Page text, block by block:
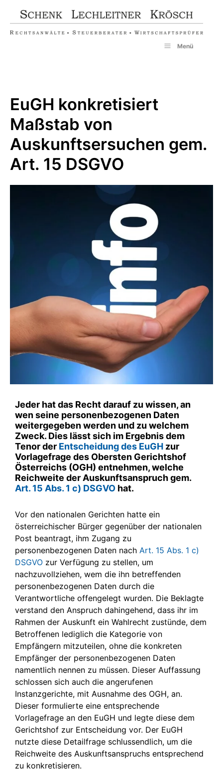
springen
Menü
EuGH konkretisiert
Maßstab von
Auskunftsersuchen gem.
Art. 15 DSGVO
Jeder hat das Recht darauf zu wissen, an
wen seine personenbezogenen Daten
weitergegeben werden und zu welchem
Zweck. Dies lässt sich im Ergebnis dem
Tenor der Entscheidung des EuGH zur
Vorlagefrage des Obersten Gerichtshof
Österreichs (OGH) entnehmen, welche
Reichweite der Auskunftsanspruch gem.
Art. 15 Abs. 1 c) DSGVO hat.
Vor den nationalen Gerichten hatte ein
österreichischer Bürger gegenüber der nationalen
Post beantragt, ihm Zugang zu
personenbezogenen Daten nach Art. 15 Abs. 1 c)
DSGVO zur Verfügung zu stellen, um
nachzuvollziehen, wem die ihn betreffenden
personenbezogenen Daten durch die
Verantwortliche offengelegt wurden. Die Beklagte
verstand den Anspruch dahingehend, dass ihr im
Rahmen der Auskunft ein Wahlrecht zustünde, dem
Betroffenen lediglich die Kategorie von
Empfängern mitzuteilen, ohne die konkreten
Empfänger der personenbezogenen Daten
namentlich nennen zu müssen. Dieser Auffassung
schlossen sich auch die angerufenen
Instanzgerichte, mit Ausnahme des OGH, an.
Dieser formulierte eine entsprechende
Vorlagefrage an den EuGH und legte diese dem
Gerichtshof zur Entscheidung vor. Der EuGH
nutzte diese Detailfrage schlussendlich, um die
Reichweite des Auskunftsanspruchs entsprechend
zu konkretisieren.